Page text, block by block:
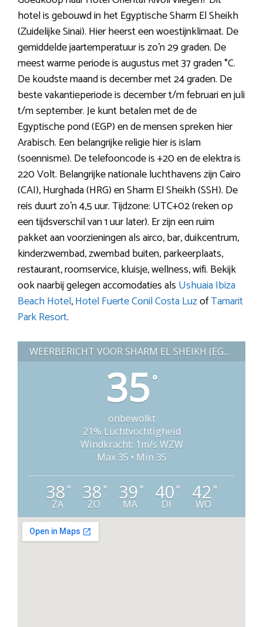
hotel is gebouwd in het Egyptische Sharm El Sheikh
(Zuidelijke Sinai). Hier heerst een woestijnklimaat. De
gemiddelde jaartemperatuur is zo’n 29 graden. De
meest warme periode is augustus met 37 graden °C.
De koudste maand is december met 24 graden. De
beste vakantieperiode is december t/m februari en juli
t/m september. Je kunt betalen met de de
Egyptische pond (EGP) en de mensen spreken hier
Arabisch. Een belangrijke religie hier is islam
(soennisme). De telefooncode is +20 en de elektra is
220 Volt. Belangrijke nationale luchthavens zijn Cairo
(CAI), Hurghada (HRG) en Sharm El Sheikh (SSH). De
reis duurt zo’n 4,5 uur. Tijdzone: UTC+02 (reken op
een tijdsverschil van 1 uur later). Er zijn een ruim
pakket aan voorzieningen als airco, bar, duikcentrum,
kinderzwembad, zwembad buiten, parkeerplaats,
restaurant, roomservice, kluisje, wellness, wifi. Bekijk
ook naarbij gelegen accomodaties als Ushuaia Ibiza
Beach Hotel,Hotel Fuerte Conil Costa LuzofTamarit
Park Resort.
WEERBERICHT VOOR SHARM EL SHEIKH (EGYPTE)
35°
onbewolkt
21% Luchtvochtigheid
Windkracht: 1m/s WZW
Max 35 • Min 35
38°
ZA
38°
ZO
39°
MA
40°
DI
42°
WO